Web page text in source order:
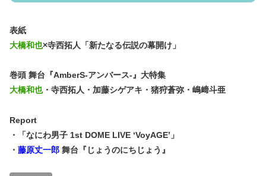
表紙
大橋和也×寺西拓人「新たなる伝説の幕開け」
巻頭 舞台『AmberS-アンバース-』大特集
大橋和也・寺西拓人・加藤シゲアキ・猪狩蒼弥・嶋﨑斗亜
Report
・「なにわ男子 1st DOME LIVE ‘VoyAGE’」
・ 藤原丈一郎 舞台『じょうのにちじょう』